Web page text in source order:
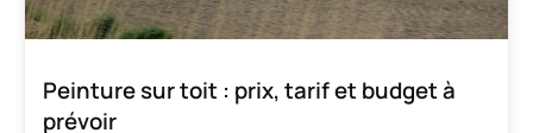
Peinture sur toit : prix, tarif et budget à
prévoir